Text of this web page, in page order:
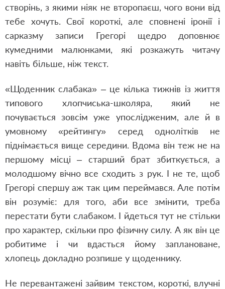
створінь, з якими ніяк не второпаєш, чого вони від
тебе хочуть. Свої короткі, але сповнені іронії і
сарказму записи Грегорі щедро доповнює
кумедними малюнками, які розкажуть читачу
навіть більше, ніж текст.
«Щоденник слабака» – це кілька тижнів із життя
типового хлопчиська-школяра, який не
почувається зовсім уже упослідженим, але й в
умовному «рейтингу» серед однолітків не
піднімається вище середини. Вдома він теж не на
першому місці – старший брат збиткується, а
молодшому вічно все сходить з рук. І не те, щоб
Грегорі спершу аж так цим переймався. Але потім
він розуміє: для того, аби все змінити, треба
перестати бути слабаком. І йдеться тут не стільки
про характер, скільки про фізичну силу. А як він це
робитиме і чи вдасться йому заплановане,
хлопець докладно розпише у щоденнику.
Не перевантажені зайвим текстом, короткі, влучні